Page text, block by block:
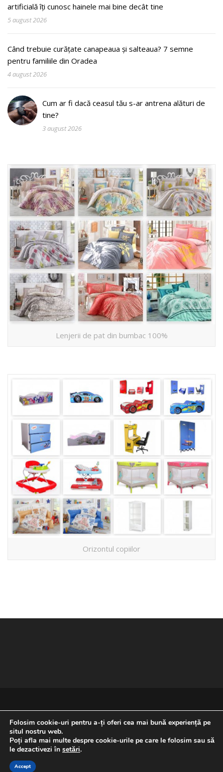
artificială îți cunosc hainele mai bine decât tine
5 august 2026
Când trebuie curățate canapeaua și salteaua? 7 semne
pentru familiile din Oradea
4 august 2026
Cum ar fi dacă ceasul tău s-ar antrena alături de
tine?
3 august 2026
Lenjerii de pat din bumbac 100%
Orizontul copiilor
REVENIRE LA ÎNCEPUTUL PAGINII
Folosim cookie-uri pentru a-ți oferi cea mai bună experiență pe
situl nostru web.
Poți afla mai multe despre cookie-urile pe care le folosim sau să
le dezactivezi în setări.
Accept